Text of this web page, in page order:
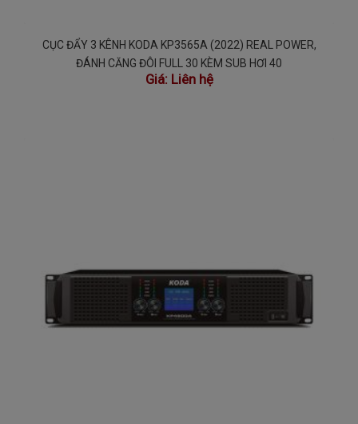
CỤC ĐẨY 3 KÊNH KODA KP3565A (2022) REAL POWER,
ĐÁNH CĂNG ĐÔI FULL 30 KÈM SUB HƠI 40
Giá: Liên hệ